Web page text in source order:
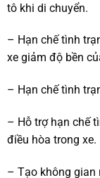
tô khi di chuyển.
– Hạn chế tình
xe giảm độ bền
– Hạn chế tình
– Hỗ trợ hạn chế
điều hòa trong xe.
– Tạo không gian